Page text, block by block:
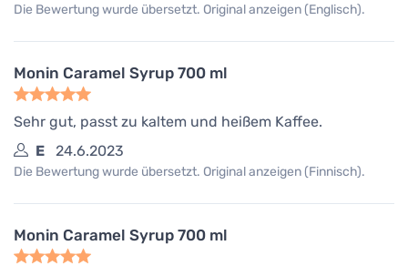
Die Bewertung wurde übersetzt. Original anzeigen (Englisch).
Monin Caramel Syrup 700 ml
Sehr gut, passt zu kaltem und heißem Kaffee.
E
24.6.2023
Die Bewertung wurde übersetzt. Original anzeigen (Finnisch).
Monin Caramel Syrup 700 ml